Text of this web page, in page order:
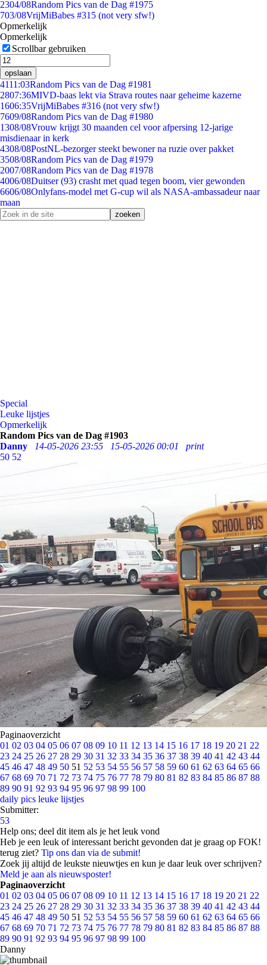
2304/08Random Pics van de Dag #1975
703/08VrijMiBabes #315 (not very sfw!)
Opmerkelijk
Opmerkelijk
Scrollbar gebruiken
opslaan
4111:03Random Pics van de Dag #1981
2807:36MIVD-baas lekt via Strava routes naar geheime kazerne
1606:35VrijMiBabes #316 (not very sfw!)
7609/08Random Pics van de Dag #1980
1308/08Vrouw krijgt 30 maanden cel voor afpersing 12-jarige
misdienaar in kerk
4308/08PostNL-bezorger steekt bewoner na ruzie over pakket
3508/08Random Pics van de Dag #1979
2007/08Random Pics van de Dag #1978
4006/08Duitser (93) crasht met quad tegen boom, vier gewonden
6606/08Onlyfans-model met G-cup wil als NASA-ambassadeur naar
maan
Special
Leuke lijstjes
Opmerkelijk
Random Pics van de Dag #1903
Danny
14-05-2026 23:55 15-05-2026 00:01
print
50 52
Paginaoverzicht
01 02 03 04 05 06 07 08 09 10 11 12 13 14 15 16 17 18 19 20 21 22
23 24 25 26 27 28 29 30 31 32 33 34 35 36 37 38 39 40 41 42 43 44
45 46 47 48 49 50 51 52 53 54 55 56 57 58 59 60 61 62 63 64 65 66
67 68 69 70 71 72 73 74 75 76 77 78 79 80 81 82 83 84 85 86 87 88
89 90 91 92 93 94 95 96 97 98 99 100
daily pics leuke lijstjes
Submitter:
53
Help ons; deel dit item als je het leuk vond
Heb je een leuk of interessant bericht gevonden dat je graag op FOK!
terug ziet? Tip ons dan via de submit!
Zoek jij altijd de leukste nieuwtjes en kun je daar leuk over schrijven?
Meld je aan als nieuwsposter!
Paginaoverzicht
01 02 03 04 05 06 07 08 09 10 11 12 13 14 15 16 17 18 19 20 21 22
23 24 25 26 27 28 29 30 31 32 33 34 35 36 37 38 39 40 41 42 43 44
45 46 47 48 49 50 51 52 53 54 55 56 57 58 59 60 61 62 63 64 65 66
67 68 69 70 71 72 73 74 75 76 77 78 79 80 81 82 83 84 85 86 87 88
89 90 91 92 93 94 95 96 97 98 99 100
Danny